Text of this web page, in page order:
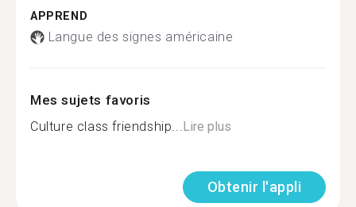
APPREND
Langue des signes américaine
Mes sujets favoris
Culture class friendship...Lire plus
Obtenir l'appli